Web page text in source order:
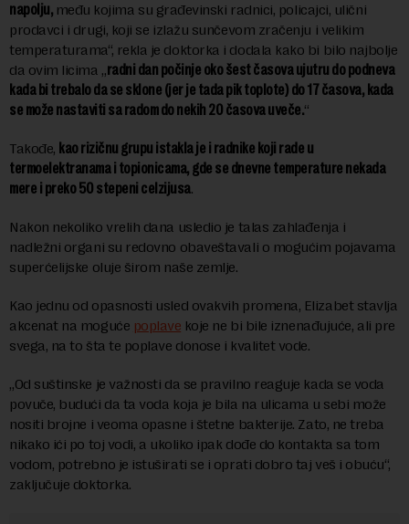
napolju, među kojima su građevinski radnici, policajci, ulični
prodavci i drugi, koji se izlažu sunčevom zračenju i velikim
temperaturama“, rekla je doktorka i dodala kako bi bilo najbolje
da ovim licima „radni dan počinje oko šest časova ujutru do podneva
kada bi trebalo da se sklone (jer je tada pik toplote) do 17 časova, kada
se može nastaviti sa radom do nekih 20 časova uveče.“
Takođe, kao rizičnu grupu istakla je i radnike koji rade u
termoelektranama i topionicama, gde se dnevne temperature nekada
mere i preko 50 stepeni celzijusa.
Nakon nekoliko vrelih dana usledio je talas zahlađenja i
nadležni organi su redovno obaveštavali o mogućim pojavama
superćelijske oluje širom naše zemlje.
Kao jednu od opasnosti usled ovakvih promena, Elizabet stavlja
akcenat na moguće poplave koje ne bi bile iznenađujuće, ali pre
svega, na to šta te poplave donose i kvalitet vode.
„Od suštinske je važnosti da se pravilno reaguje kada se voda
povuče, budući da ta voda koja je bila na ulicama u sebi može
nositi brojne i veoma opasne i štetne bakterije. Zato, ne treba
nikako ići po toj vodi, a ukoliko ipak dođe do kontakta sa tom
vodom, potrebno je istuširati se i oprati dobro taj veš i obuću“,
zaključuje doktorka.